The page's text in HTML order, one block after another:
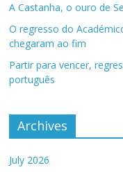
A Castanha, o ouro de
O regresso do
chegaram ao fim
Partir para vencer,
português
Archives
July 2026